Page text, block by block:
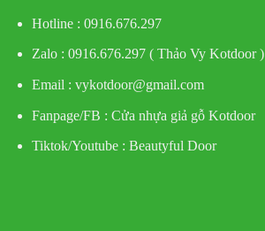
Hotline : 0916.676.297
Zalo : 0916.676.297 ( Thảo Vy Kotdoor )
Email : vykotdoor@gmail.com
Fanpage/FB : Cửa nhựa giả gỗ Kotdoor
Tiktok/Youtube : Beautyful Door